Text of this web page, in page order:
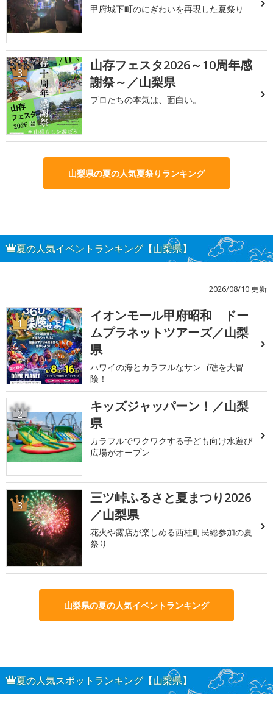
甲府城下町のにぎわいを再現した夏祭り
3
山存フェスタ2026～10周年感
謝祭～／山梨県
プロたちの本気は、面白い。
山梨県の夏の人気夏祭りランキング
夏の人気イベントランキング【山梨県】
2026/08/10 更新
1
イオンモール甲府昭和 ドー
ムプラネットツアーズ／山梨
県
ハワイの海とカラフルなサンゴ礁を大冒
険！
2
キッズジャッパーン！／山梨
県
カラフルでワクワクする子ども向け水遊び
広場がオープン
3
三ツ峠ふるさと夏まつり2026
／山梨県
花火や露店が楽しめる西桂町民総参加の夏
祭り
山梨県の夏の人気イベントランキング
夏の人気スポットランキング【山梨県】